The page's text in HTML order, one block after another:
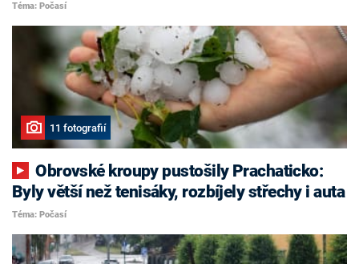
Téma: Počasí
11 fotografií
Obrovské kroupy pustošily Prachaticko:
Byly větší než tenisáky, rozbíjely střechy i auta
Téma: Počasí